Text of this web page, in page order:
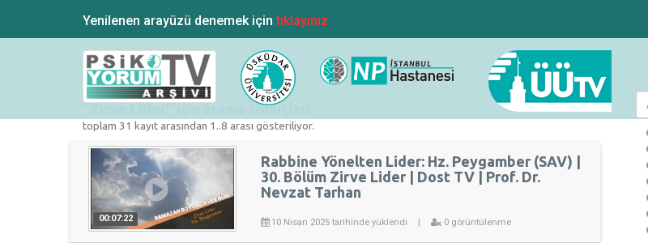
Yenilenen arayüzü denemek içintıklayınız
"Zirve Lider" için arama sonuçları
toplam 31 kayıt arasından 1..8 arası gösteriliyor.
00:07:22
Rabbine Yönelten Lider: Hz. Peygamber (SAV) |
30. Bölüm Zirve Lider | Dost TV | Prof. Dr.
Nevzat Tarhan
10 Nisan 2025 tarihinde yüklendi | 0 görüntülenme